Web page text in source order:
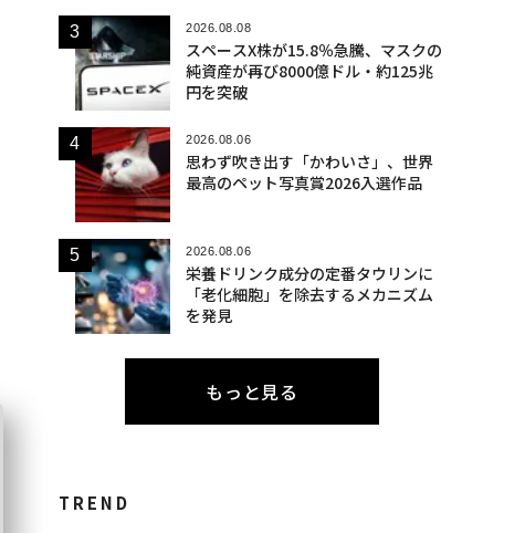
2026.08.08
スペースX株が15.8％急騰、マスクの
純資産が再び8000億ドル・約125兆
円を突破
2026.08.06
思わず吹き出す「かわいさ」、世界
最高のペット写真賞2026入選作品
2026.08.06
栄養ドリンク成分の定番タウリンに
「老化細胞」を除去するメカニズム
を発見
もっと見る
TREND